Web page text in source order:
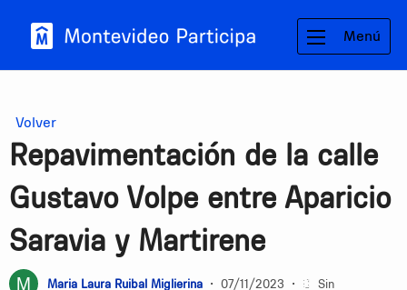
Menú
Volver
Repavimentación de la calle
Gustavo Volpe entre Aparicio
Saravia y Martirene
Maria Laura Ruibal Miglierina • 07/11/2023 •
Sin